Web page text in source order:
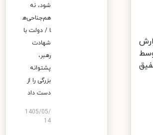
شود، نه
هم‌جناحی‌ه
ا / دولت با
شهادت
رهبر،
پشتوانه
بزرگی را از
دست داد
1405/05/
14